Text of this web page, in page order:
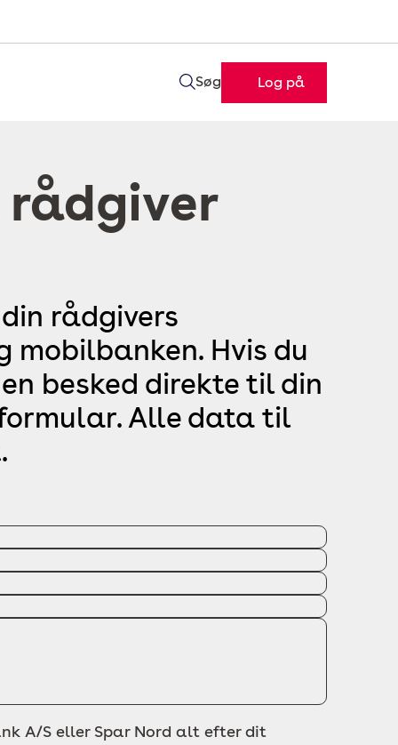
Søg Log på
rådgiver
rådgivers
Hvis du
besked direkte til din
Alle data til
A/S eller Spar Nord alt efter dit